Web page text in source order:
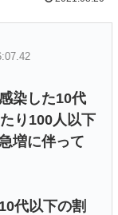
染した10代
り100人以下
増に伴って
代以下の割